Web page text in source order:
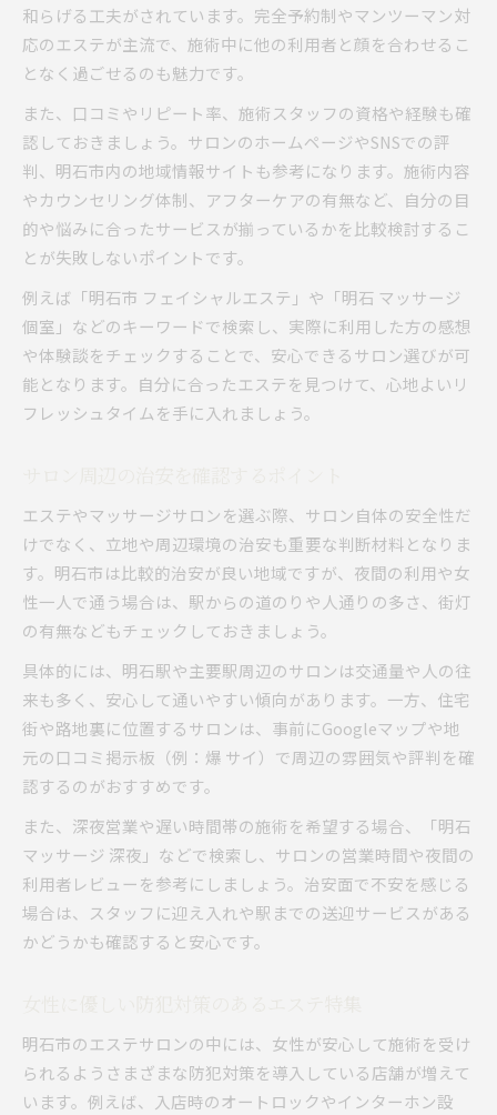
和らげる工夫がされています。完全予約制やマンツーマン対
応のエステが主流で、施術中に他の利用者と顔を合わせるこ
となく過ごせるのも魅力です。
また、口コミやリピート率、施術スタッフの資格や経験も確
認しておきましょう。サロンのホームページやSNSでの評
判、明石市内の地域情報サイトも参考になります。施術内容
やカウンセリング体制、アフターケアの有無など、自分の目
的や悩みに合ったサービスが揃っているかを比較検討するこ
とが失敗しないポイントです。
例えば「明石市 フェイシャルエステ」や「明石 マッサージ
個室」などのキーワードで検索し、実際に利用した方の感想
や体験談をチェックすることで、安心できるサロン選びが可
能となります。自分に合ったエステを見つけて、心地よいリ
フレッシュタイムを手に入れましょう。
エステやマッサージサロンを選ぶ際、サロン自体の安全性だ
けでなく、立地や周辺環境の治安も重要な判断材料となりま
す。明石市は比較的治安が良い地域ですが、夜間の利用や女
性一人で通う場合は、駅からの道のりや人通りの多さ、街灯
の有無などもチェックしておきましょう。
具体的には、明石駅や主要駅周辺のサロンは交通量や人の往
来も多く、安心して通いやすい傾向があります。一方、住宅
街や路地裏に位置するサロンは、事前にGoogleマップや地
元の口コミ掲示板（例：爆 サイ）で周辺の雰囲気や評判を確
認するのがおすすめです。
また、深夜営業や遅い時間帯の施術を希望する場合、「明石
マッサージ 深夜」などで検索し、サロンの営業時間や夜間の
利用者レビューを参考にしましょう。治安面で不安を感じる
場合は、スタッフに迎え入れや駅までの送迎サービスがある
かどうかも確認すると安心です。
明石市のエステサロンの中には、女性が安心して施術を受け
られるようさまざまな防犯対策を導入している店舗が増えて
います。例えば、入店時のオートロックやインターホン設